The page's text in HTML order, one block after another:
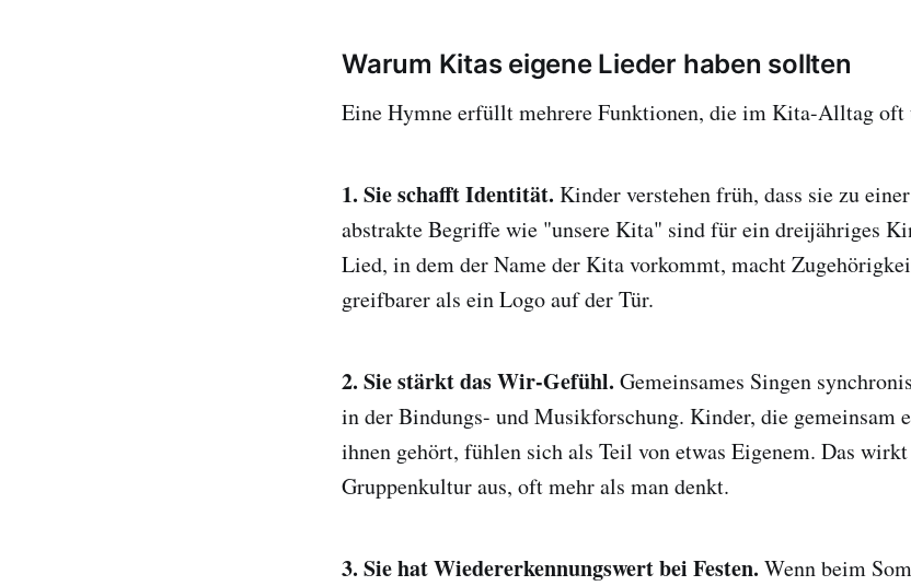
Warum Kitas eigene Lieder haben sollten
Eine Hymne erfüllt mehrere Funktionen, die im Kita-Alltag oft
1. Sie schafft Identität. Kinder verstehen früh, dass sie zu
abstrakte Begriffe wie "unsere Kita" sind für ein dreijähriges
Lied, in dem der Name der Kita vorkommt, macht
greifbarer als ein Logo auf der Tür.
2. Sie stärkt das Wir-Gefühl. Gemeinsames Singen
in der Bindungs- und Musikforschung. Kinder, die gemeinsam
ihnen gehört, fühlen sich als Teil von etwas Eigenem. Das
Gruppenkultur aus, oft mehr als man denkt.
3. Sie hat Wiedererkennungswert bei Festen. Wenn beim